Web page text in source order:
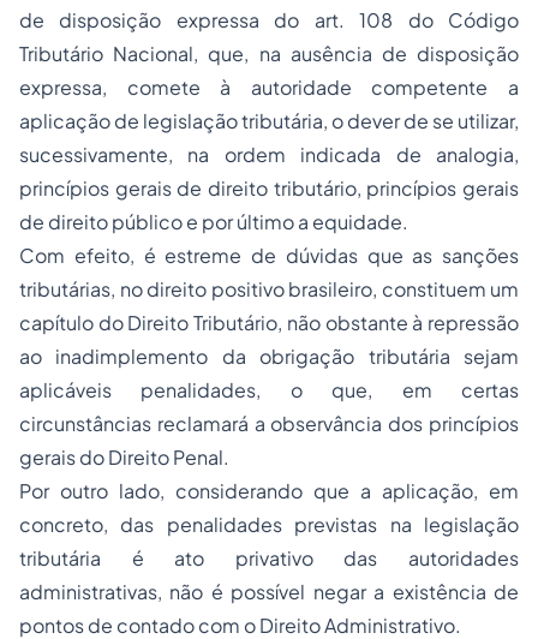
de disposição expressa do art. 108 do Código
Tributário Nacional, que, na ausência de disposição
expressa, comete à autoridade competente a
aplicação de legislação tributária, o dever de se utilizar,
sucessivamente, na ordem indicada de analogia,
princípios gerais de direito tributário, princípios gerais
de direito público e por último a equidade.
Com efeito, é estreme de dúvidas que as sanções
tributárias, no direito positivo brasileiro, constituem um
capítulo do Direito Tributário, não obstante à repressão
ao inadimplemento da obrigação tributária sejam
aplicáveis penalidades, o que, em certas
circunstâncias reclamará a observância dos princípios
gerais doDireito Penal.
Por outro lado, considerando que a aplicação, em
concreto, das penalidades previstas na legislação
tributária é ato privativo das autoridades
administrativas, não é possível negar a existência de
pontos de contado com oDireito Administrativo.